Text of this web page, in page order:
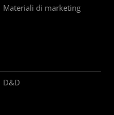
Materiali di marketing
D&D